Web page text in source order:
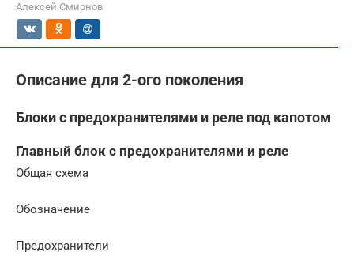
Алексей Смирнов
Описание для 2-ого поколения
Блоки с предохранителями и реле под капотом
Главный блок с предохранителями и реле
Общая схема
Обозначение
Предохранители